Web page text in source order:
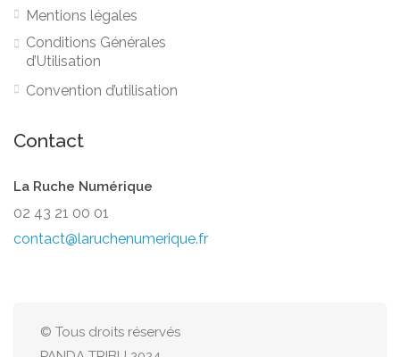
Mentions légales
Conditions Générales
d’Utilisation
Convention d’utilisation
Contact
La Ruche Numérique
02 43 21 00 01
contact@laruchenumerique.fr
© Tous droits réservés